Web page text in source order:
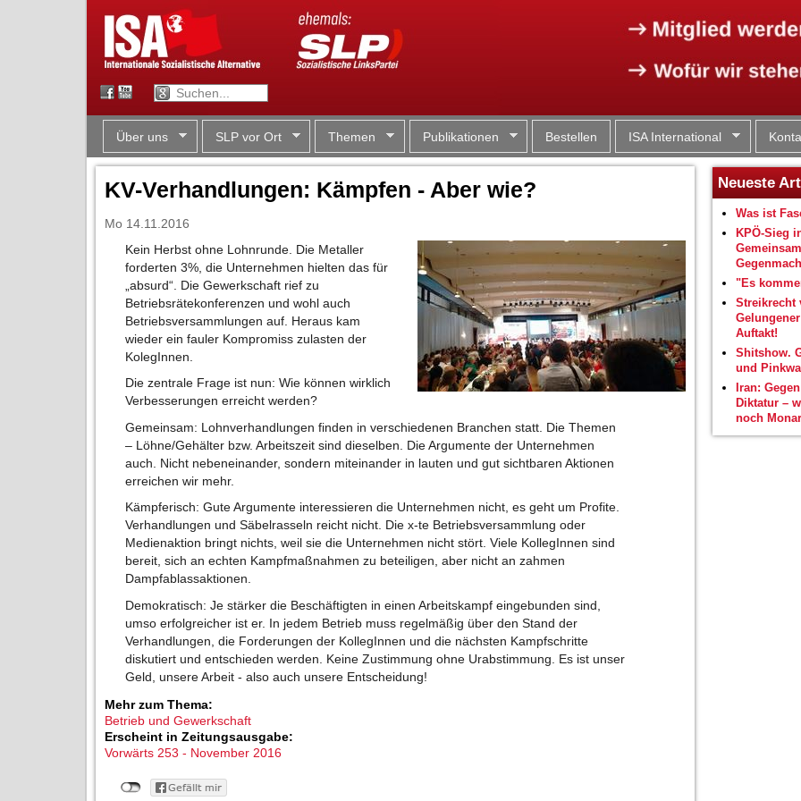
Über uns SLP vor Ort Themen Publikationen Bestellen ISA International
KV-Verhandlungen: Kämpfen - Aber wie?
Mo 14.11.2016
Kein Herbst ohne Lohnrunde. Die Metaller
forderten 3%, die Unternehmen hielten das für
„absurd“. Die Gewerkschaft rief zu
Betriebsrätekonferenzen und wohl auch
Betriebsversammlungen auf. Heraus kam
wieder ein fauler Kompromiss zulasten der
KolegInnen.
Die zentrale Frage ist nun: Wie können wirklich
Verbesserungen erreicht werden?
Gemeinsam: Lohnverhandlungen finden in verschiedenen Branchen statt. Die Themen
– Löhne/Gehälter bzw. Arbeitszeit sind dieselben. Die Argumente der Unternehmen
auch. Nicht nebeneinander, sondern miteinander in lauten und gut sichtbaren Aktionen
erreichen wir mehr.
Kämpferisch: Gute Argumente interessieren die Unternehmen nicht, es geht um Profite.
Verhandlungen und Säbelrasseln reicht nicht. Die x-te Betriebsversammlung oder
Medienaktion bringt nichts, weil sie die Unternehmen nicht stört. Viele KollegInnen sind
bereit, sich an echten Kampfmaßnahmen zu beteiligen, aber nicht an zahmen
Dampfablassaktionen.
Demokratisch: Je stärker die Beschäftigten in einen Arbeitskampf eingebunden sind,
umso erfolgreicher ist er. In jedem Betrieb muss regelmäßig über den Stand der
Verhandlungen, die Forderungen der KollegInnen und die nächsten Kampfschritte
diskutiert und entschieden werden. Keine Zustimmung ohne Urabstimmung. Es ist unser
Geld, unsere Arbeit - also auch unsere Entscheidung!
Mehr zum Thema:
Betrieb und Gewerkschaft
Erscheint in Zeitungsausgabe:
Vorwärts 253 - November 2016
Neueste
Was ist
KPÖ-Sieg
"Es
Streikrecht
Auftakt!
Shitshow.
und
Iran:
Diktatur –
noch